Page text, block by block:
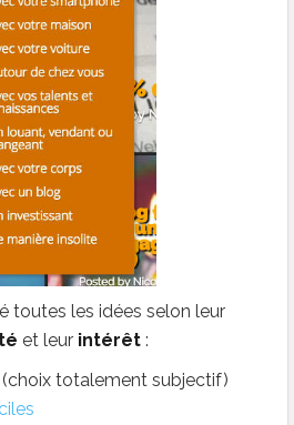
toutes les idées selon leur
et leur intérêt :
(choix totalement subjectif)